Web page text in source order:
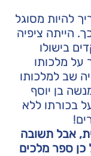
להיות מסוגל
הייתה ציפיה
בישולו
על מלכותו
שב למלכותו
בן יוסף
בכורתו ללא
אבל תשובה
כן ספר מלכים